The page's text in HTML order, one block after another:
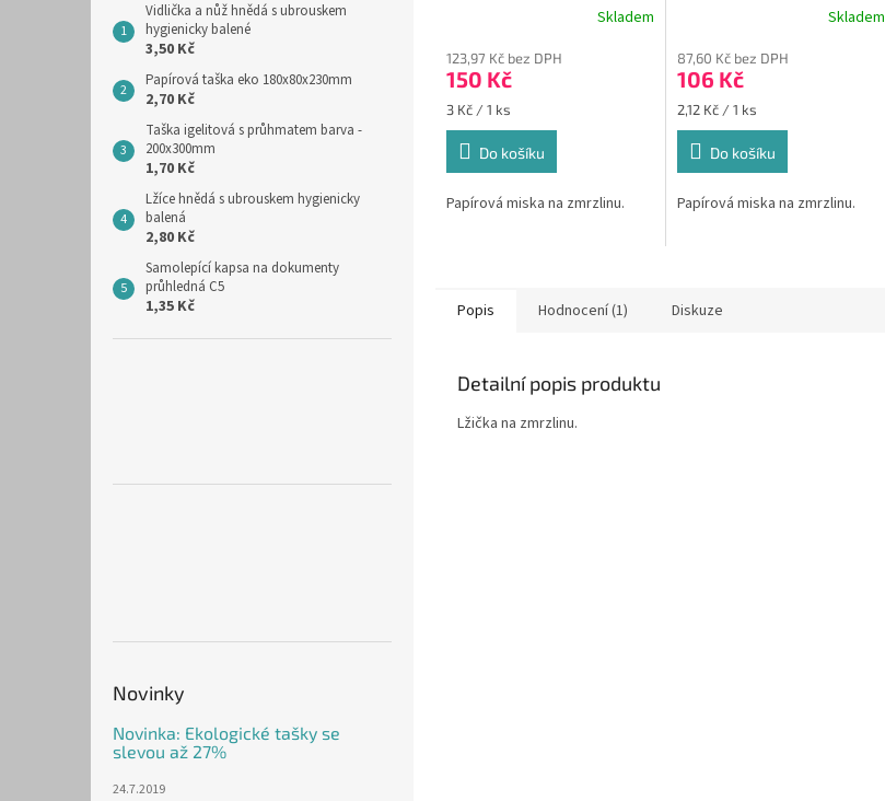
Vidlička a nůž hnědá s ubrouskem
hygienicky balené
3,50 Kč
Papírová taška eko 180x80x230mm
2,70 Kč
Taška igelitová s průhmatem barva -
200x300mm
1,70 Kč
Lžíce hnědá s ubrouskem hygienicky
balená
2,80 Kč
Samolepící kapsa na dokumenty
průhledná C5
1,35 Kč
Novinky
Novinka: Ekologické tašky se
slevou až 27%
24.7.2019
produktu
je
5,0
hvězdiček.
Skladem
123,97 Kč bez DPH
150 Kč
Měrná
cena:
3 Kč / 1 ks
Do košíku
Papírová miska na zmrzlinu.
Skladem
87,60 Kč bez DPH
106 Kč
Měrná
cena:
2,12 Kč / 1 ks
Do košíku
Papírová miska na zmrzlinu.
Popis Hodnocení (1) Diskuze
Detailní popis produktu
Lžička na zmrzlinu.